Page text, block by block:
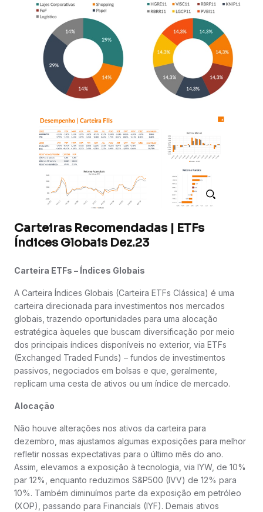
Carteiras Recomendadas | ETFs
Índices Globais Dez.23
Carteira ETFs – Índices Globais
A Carteira Índices Globais (Carteira ETFs Clássica) é uma
carteira direcionada para investimentos nos mercados
globais, trazendo oportunidades para uma alocação
estratégica àqueles que buscam diversificação por meio
dos principais índices disponíveis no exterior, via ETFs
(Exchanged Traded Funds) – fundos de investimentos
passivos, negociados em bolsas e que, geralmente,
replicam uma cesta de ativos ou um índice de mercado.
Alocação
Não houve alterações nos ativos da carteira para
dezembro, mas ajustamos algumas exposições para melhor
refletir nossas expectativas para o último mês do ano.
Assim, elevamos a exposição à tecnologia, via IYW, de 10%
par 12%, enquanto reduzimos S&P500 (IVV) de 12% para
10%. Também diminuímos parte da exposição em petróleo
(XOP), passando para Financials (IYF). Demais ativos